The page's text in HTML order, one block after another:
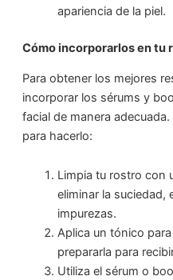
apariencia de la piel.
Cómo incorporarlos en tu
Para obtener los mejores
incorporar los sérums y
facial de manera
para hacerlo:
Limpia tu rostro con
eliminar la suciedad,
impurezas.
Aplica un tónico
prepararla para
Utiliza el sérum o